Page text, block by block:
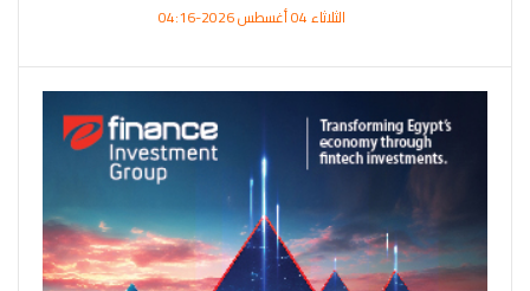
الثلاثاء 04 أغسطس 2026-04:16